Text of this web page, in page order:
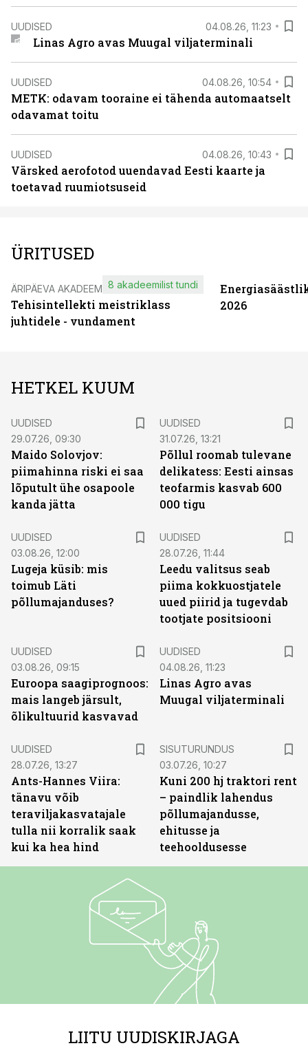
UUDISED 04.08.26, 11:23
Linas Agro avas Muugal viljaterminali
UUDISED 04.08.26, 10:54
METK: odavam tooraine ei tähenda automaatselt
odavamat toitu
UUDISED 04.08.26, 10:43
Värsked aerofotod uuendavad Eesti kaarte ja
toetavad ruumiotsuseid
ÜRITUSED
ÄRIPÄEVA AKADEEMIA
Tehisintellekti meistriklass
juhtidele - vundament
8 akadeemilist tundi
2026
HETKEL KUUM
UUDISED
29.07.26, 09:30
Maido Solovjov:
piimahinna riski ei saa
lõputult ühe osapoole
kanda jätta
UUDISED
31.07.26, 13:21
Põllul roomab tulevane
delikatess: Eesti ainsas
teofarmis kasvab 600
000 tigu
UUDISED
03.08.26, 12:00
Lugeja küsib: mis
toimub Läti
põllumajanduses?
UUDISED
28.07.26, 11:44
Leedu valitsus seab
piima kokkuostjatele
uued piirid ja tugevdab
tootjate positsiooni
UUDISED
03.08.26, 09:15
Euroopa saagiprognoos:
mais langeb järsult,
õlikultuurid kasvavad
UUDISED
04.08.26, 11:23
Linas Agro avas
Muugal viljaterminali
UUDISED
28.07.26, 13:27
Ants-Hannes Viira:
tänavu võib
teraviljakasvatajale
tulla nii korralik saak
kui ka hea hind
SISUTURUNDUS
03.07.26, 10:27
Kuni 200 hj traktori rent
– paindlik lahendus
põllumajandusse,
ehitusse ja
teehooldusesse
LIITU UUDISKIRJAGA